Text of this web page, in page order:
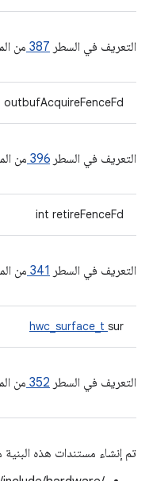
التعريف في السطر 387 من
outbufAcquireFenceFd
التعريف في السطر 396 من
int retireFenceFd
التعريف في السطر 341 من
hwc_surface_t sur
التعريف في السطر 352 من
تم إنشاء مستندات هذه البنية